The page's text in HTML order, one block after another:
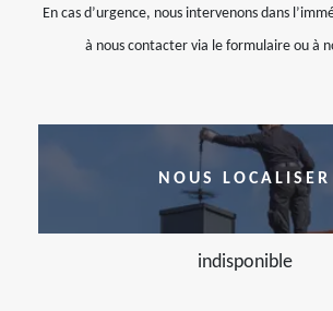
En cas d’urgence, nous intervenons dans
à nous contacter via le formulaire ou à
NOUS LOCALISER
indisponible